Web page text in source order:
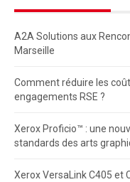
A2A Solutions aux
Marseille
Comment réduire les
engagements RSE ?
Xerox Proficio™ : une
standards des arts
Xerox VersaLink C405 et